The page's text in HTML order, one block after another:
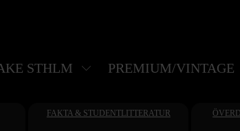
STHLM PREMIUM/VINTAGE
FAKTA & STUDENTLITTERATUR